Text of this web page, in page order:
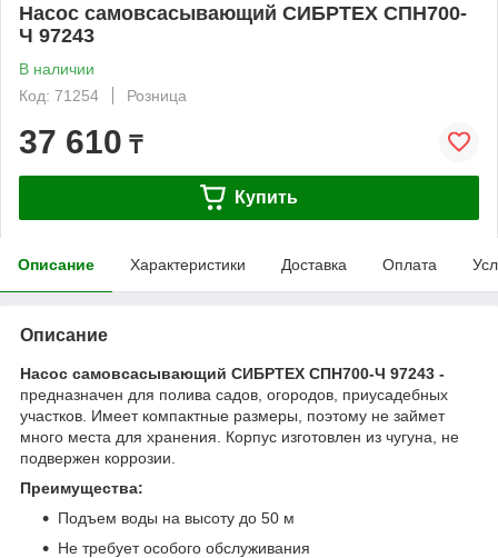
Насос самовсасывающий СИБРТЕХ СПН700-
Ч 97243
В наличии
Код: 71254
Розница
37 610 ₸
Купить
Описание Характеристики Доставка Оплата
Описание
Насос самовсасывающий СИБРТЕХ СПН700-Ч 97243 -
предназначен для полива садов, огородов, приусадебных
участков. Имеет компактные размеры, поэтому не займет
много места для хранения. Корпус изготовлен из чугуна, не
подвержен коррозии.
Преимущества:
Подъем воды на высоту до 50 м
Не требует особого обслуживания